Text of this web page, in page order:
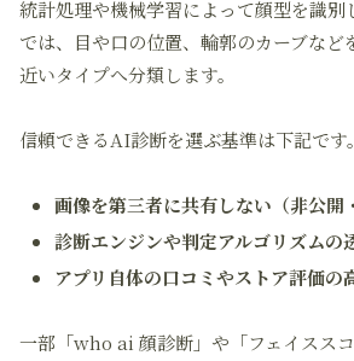
統計処理や機械学習によって顔型を識別
では、目や口の位置、輪郭のカーブなど
近いタイプへ分類します。
信頼できるAI診断を選ぶ基準は下記です。
画像を第三者に共有しない（非公開
診断エンジンや判定アルゴリズムの
アプリ自体の口コミやストア評価の
一部「who ai 顔診断」や「フェイスス